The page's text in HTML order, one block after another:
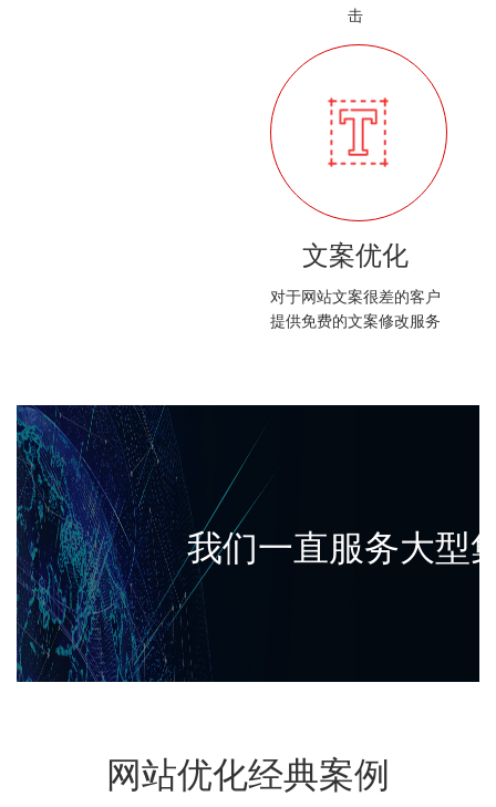
击
文案优化
对于网站文案很差的客户
提供免费的文案修改服务
我们一直服务大型
网站优化经典案例